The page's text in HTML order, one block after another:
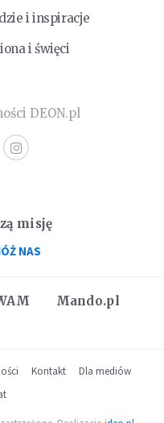
i inspiracje
i święci
DEON.pl
Mando.pl
misję
NAS
Kontakt
Dla mediów